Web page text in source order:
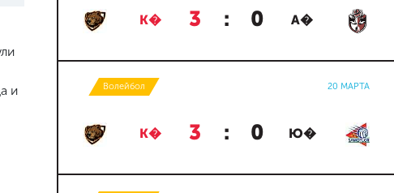
и
К� 3 : 0 А�
Волейбол 20 МАРТА
К� 3 : 0 Ю�